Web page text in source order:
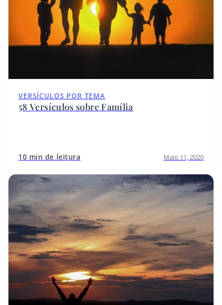
VERSÍCULOS POR TEMA
58 Versículos sobre Família
10 min de leitura Maio 11, 2020